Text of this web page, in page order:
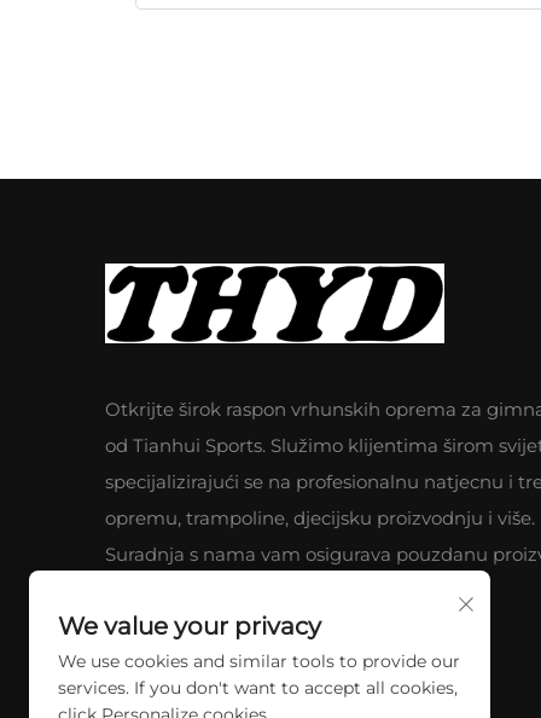
Otkrijte širok raspon vrhunskih oprema za
od Tianhui Sports. Služimo klijentima širom
specijalizirajući se na profesionalnu natjecnu i
opremu, trampoline, djecijsku proizvodnju i više.
Suradnja s nama vam osigurava pouzdanu
We value your privacy
We use cookies and similar tools to provide our
services. If you don't want to accept all cookies,